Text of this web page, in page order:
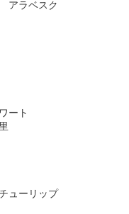
ラベスク
ート
ューリップ